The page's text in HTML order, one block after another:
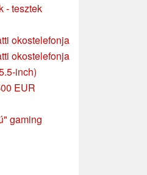
- tesztek
okostelefonja
okostelefonja
inch)
EUR
gaming